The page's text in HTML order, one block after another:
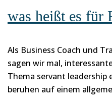
was heißt es für
Als Business Coach und
sagen wir mal,
Thema servant leadership
beruhen auf einem